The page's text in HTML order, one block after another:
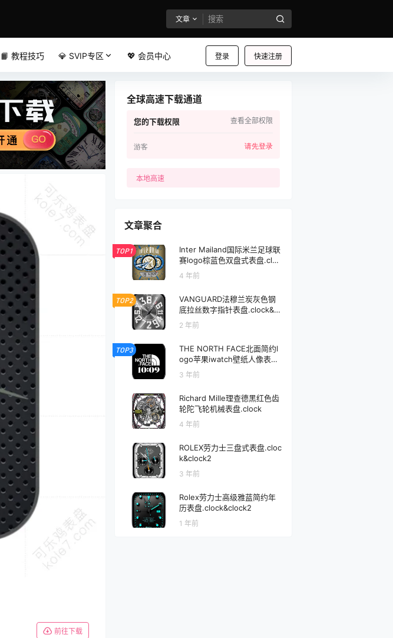
文章
登录 快速注册
📙 教程技巧 💎 SVIP专区 💖 会员中心
前往下载
全球高速下载通道
您的下载权限 查看全部权限
游客 请先登录
本地高速
文章聚合
TOP1
Inter Mailand国际米兰足球联
赛logo棕蓝色双盘式表盘.clco
4 年前
TOP2
VANGUARD法穆兰炭灰色钢
底拉丝数字指针表盘.clock&cl
ock2
2 年前
TOP3
THE NORTH FACE北面简约l
ogo苹果iwatch壁纸人像表盘.
watchface
3 年前
Richard Mille理查德黑红色齿
轮陀飞轮机械表盘.clock
4 年前
ROLEX劳力士三盘式表盘.cloc
k&clock2
3 年前
Rolex劳力士高级雅蓝简约年
历表盘.clock&clock2
1 年前